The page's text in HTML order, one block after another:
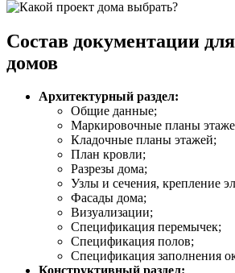
Состав документации
домов
Архитектурный раздел:
Общие данные;
Маркировочные планы
Кладочные планы этажей;
План кровли;
Разрезы дома;
Узлы и сечения, крепление
Фасады дома;
Визуализации;
Спецификация перемычек;
Спецификация полов;
Спецификация заполнения